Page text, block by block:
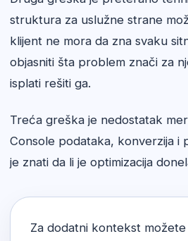
struktura za uslužne strane
klijent ne mora da zna svaku
objasniti šta problem znači za
isplati rešiti ga.
Treća greška je nedostatak
Console podataka, konverzija i
je znati da li je optimizacija
Za dodatni kontekst